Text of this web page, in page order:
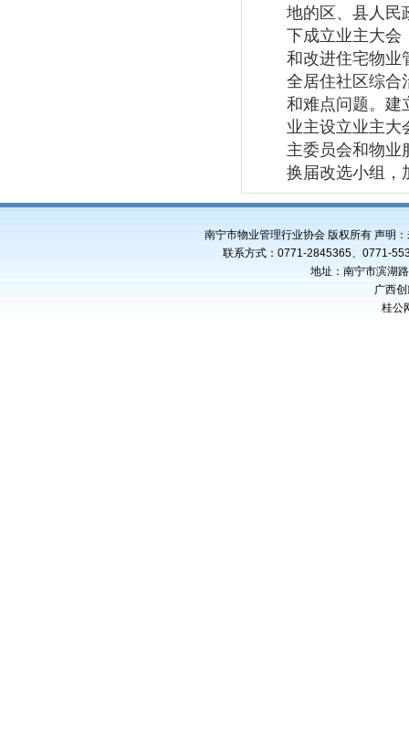
地的区、县人民
下成立业主大会
和改进住宅物业
全居住社区综合
和难点问题。建
业主设立业主大
主委员会和物业
换届改选小组，
南宁市物业管理行业协会 版权所有 声明
联系方式：0771-2845365、0771-
地址：南宁市滨湖
广西
桂公